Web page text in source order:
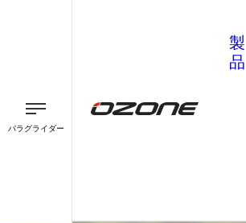
パラグライダー
製
品